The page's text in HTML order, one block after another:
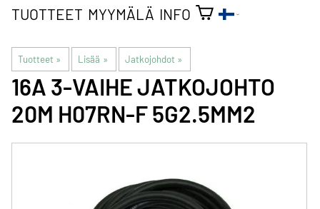
TUOTTEET MYYMÄLÄ INFO
Tuotteet ‪» Lisää ‪» Jatkojohdot ‪»
16A 3-VAIHE JATKOJOHTO
20M H07RN-F 5G2.5MM2